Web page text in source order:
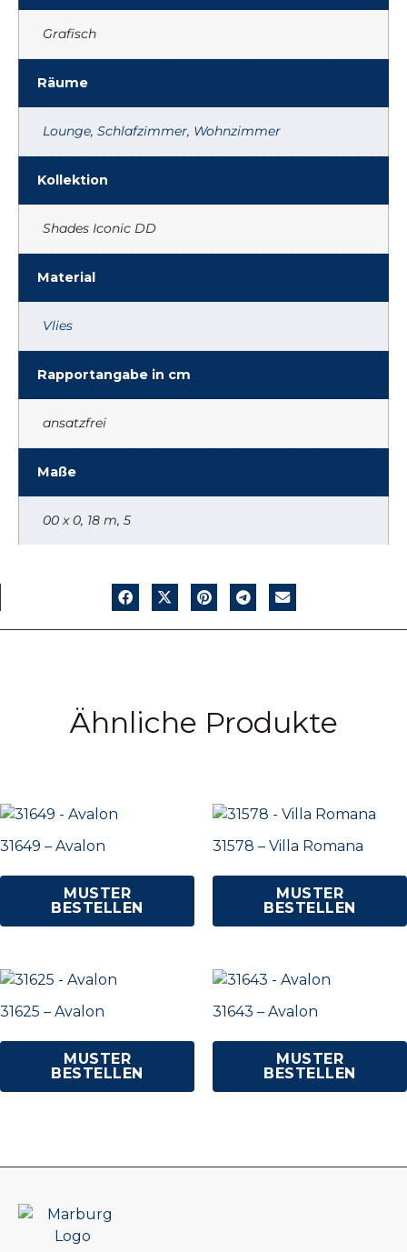
Grafisch
Räume
Lounge, Schlafzimmer, Wohnzimmer
Kollektion
Shades Iconic DD
Material
Vlies
Rapportangabe in cm
ansatzfrei
Maße
00 x 0, 18 m, 5
Ähnliche Produkte
31649 – Avalon
MUSTER
BESTELLEN
31578 – Villa Romana
MUSTER
BESTELLEN
31625 – Avalon
MUSTER
BESTELLEN
31643 – Avalon
MUSTER
BESTELLEN